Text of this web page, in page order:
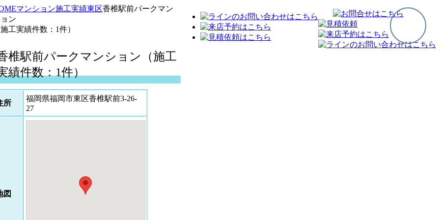
マンション施工実績東区香椎駅前パークマン
ン
工実績件数：1件）
椎駅前パークマンション（施工
績件数：1件）
所
福岡県福岡市東区香椎駅前3-26-
27
図